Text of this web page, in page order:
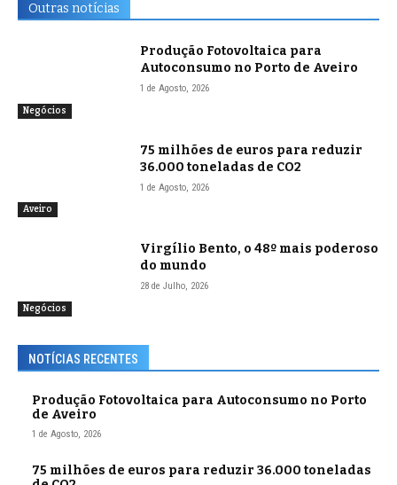
Outras notícias
Negócios
Produção Fotovoltaica para
Autoconsumo no Porto de Aveiro
1 de Agosto, 2026
Aveiro
75 milhões de euros para reduzir
36.000 toneladas de CO2
1 de Agosto, 2026
Negócios
Virgílio Bento, o 48º mais poderoso
do mundo
28 de Julho, 2026
NOTÍCIAS RECENTES
Produção Fotovoltaica para Autoconsumo no Porto
de Aveiro
1 de Agosto, 2026
75 milhões de euros para reduzir 36.000 toneladas